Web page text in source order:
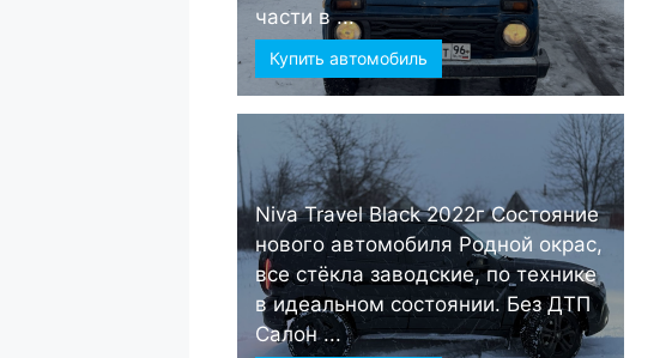
части в ...
Купить автомобиль
Niva Travel Black 2022г Состояние
нового автомобиля Родной окрас,
все стёкла заводские, по технике
в идеальном состоянии. Без ДТП
Салон ...